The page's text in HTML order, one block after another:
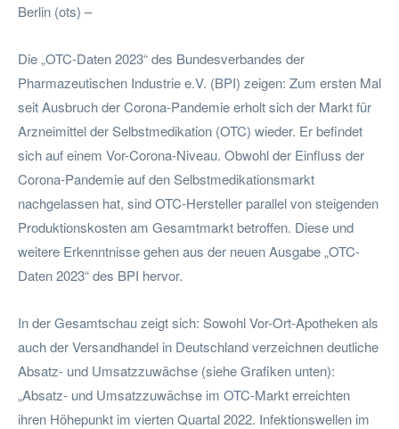
Berlin (ots) –
Die „OTC-Daten 2023“ des Bundesverbandes der
Pharmazeutischen Industrie e.V. (BPI) zeigen: Zum ersten Mal
seit Ausbruch der Corona-Pandemie erholt sich der Markt für
Arzneimittel der Selbstmedikation (OTC) wieder. Er befindet
sich auf einem Vor-Corona-Niveau. Obwohl der Einfluss der
Corona-Pandemie auf den Selbstmedikationsmarkt
nachgelassen hat, sind OTC-Hersteller parallel von steigenden
Produktionskosten am Gesamtmarkt betroffen. Diese und
weitere Erkenntnisse gehen aus der neuen Ausgabe „OTC-
Daten 2023“ des BPI hervor.
In der Gesamtschau zeigt sich: Sowohl Vor-Ort-Apotheken als
auch der Versandhandel in Deutschland verzeichnen deutliche
Absatz- und Umsatzzuwächse (siehe Grafiken unten):
„Absatz- und Umsatzzuwächse im OTC-Markt erreichten
ihren Höhepunkt im vierten Quartal 2022. Infektionswellen im